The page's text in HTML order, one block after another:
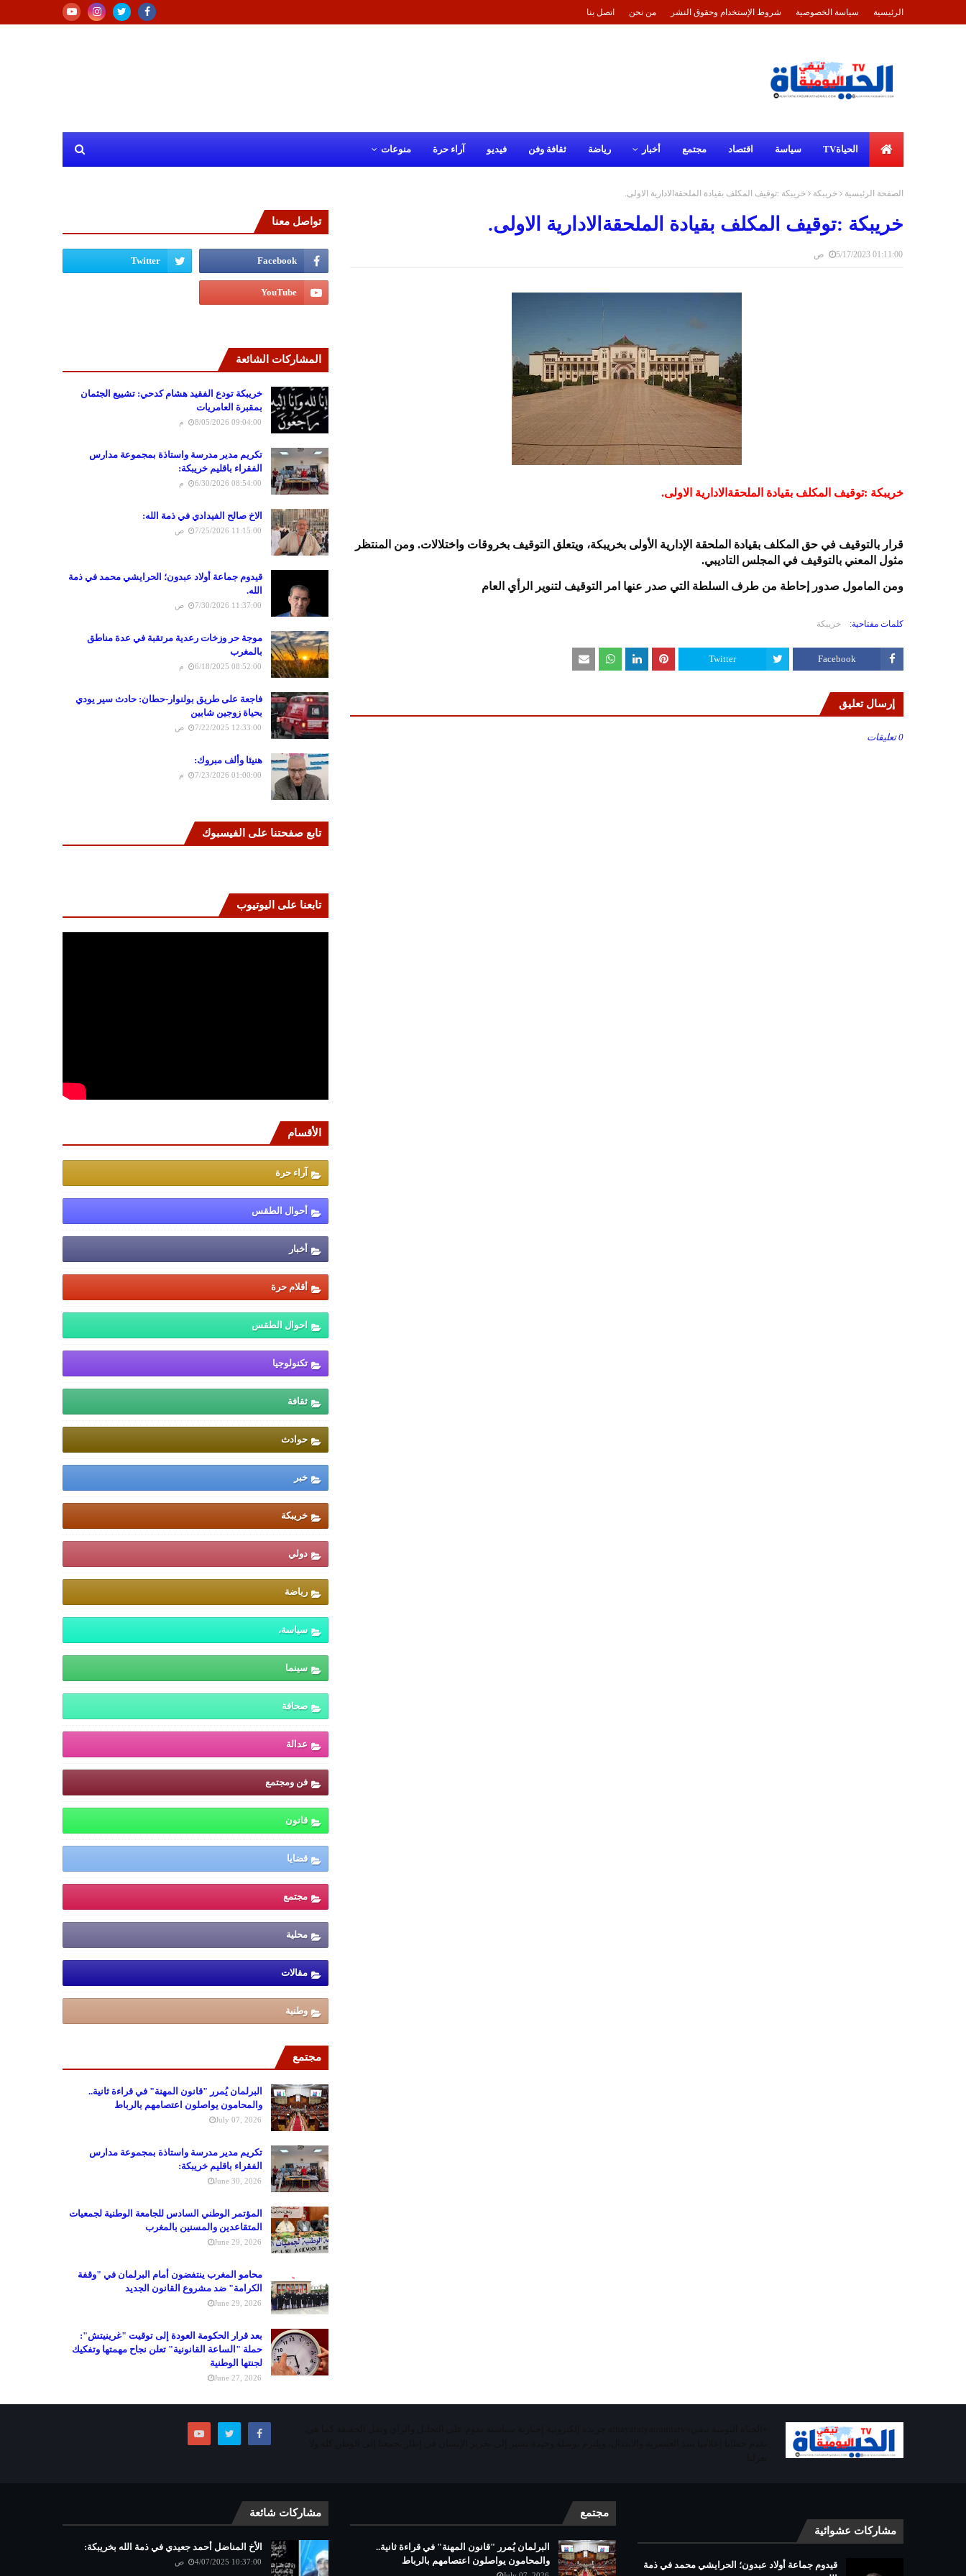
الرئيسية سياسة الخصوصية شروط الإستخدام وحقوق النشر من نحن اتصل بنا
الحياةTV سياسة اقتصاد مجتمع أخبار رياضة ثقافة وفن فيديو آراء حرة منوعات
الصفحة الرئيسية خريبكة خريبكة :توقيف المكلف بقيادة الملحقةالادارية الاولى.
خريبكة :توقيف المكلف بقيادة الملحقةالادارية الاولى.
5/17/2023 01:11:00 ص
خريبكة :توقيف المكلف بقيادة الملحقةالادارية الاولى.
قرار بالتوقيف في حق المكلف بقيادة الملحقة الإدارية الأولى بخريبكة، ويتعلق التوقيف بخروقات واختلالات. ومن المنتظر
مثول المعني بالتوقيف في المجلس التاديبي.
ومن المامول صدور إحاطة من طرف السلطة التي صدر عنها امر التوقيف لتنوير الرأي العام
كلمات مفتاحية: خريبكة
Facebook
Twitter
إرسال تعليق
0 تعليقات
تواصل معنا
المشاركات الشائعة
خريبكة تودع الفقيد هشام كدحي: تشييع الجثمان
بمقبرة العامريات
8/05/2026 09:04:00 م
تكريم مدير مدرسة واستاذة بمجموعة مدارس
الفقراء باقليم خريبكة:
6/30/2026 08:54:00 م
الاخ صالح الفيدادي في ذمة الله:
7/25/2026 11:15:00 ص
قيدوم جماعة أولاد عبدون؛ الحرايشي محمد في ذمة
الله.
7/30/2026 11:37:00 ص
موجة حر وزخات رعدية مرتقبة في عدة مناطق
بالمغرب
6/18/2025 08:52:00 م
فاجعة على طريق بولنوار-حطان: حادث سير يودي
بحياة زوجين شابين
7/22/2025 12:33:00 ص
هنيئا وألف مبروك:
7/23/2026 01:00:00 م
تابع صفحتنا على الفيسبوك
تابعنا على اليوتيوب
الأقسام
آراء حرة
أحوال الطقس
أخبار
أقلام حرة
احوال الطقس
تكنولوجيا
ثقافة
حوادث
خبر
خريبكة
دولي
رياضة
سياسة،
سينما
صحافة
عدالة
فن ومجتمع
قانون
قضايا
مجتمع
محلية
مقالات
وطنية
مجتمع
البرلمان يُمرر "قانون المهنة" في قراءة ثانية..
والمحامون يواصلون اعتصامهم بالرباط
July 07, 2026
تكريم مدير مدرسة واستاذة بمجموعة مدارس
الفقراء باقليم خريبكة:
June 30, 2026
المؤتمر الوطني السادس للجامعة الوطنية لجمعيات
المتقاعدين والمسنين بالمغرب
June 29, 2026
محامو المغرب ينتفضون أمام البرلمان في "وقفة
الكرامة" ضد مشروع القانون الجديد
June 29, 2026
بعد قرار الحكومة العودة إلى توقيت "غرينيتش":
حملة "الساعة القانونية" تعلن نجاح مهمتها وتفكيك
لجنتها الوطنية
June 27, 2026
مشاركات عشوائية
قيدوم جماعة أولاد عبدون؛ الحرايشي محمد في ذمة
مجتمع
البرلمان يُمرر "قانون المهنة" في قراءة ثانية..
والمحامون يواصلون اعتصامهم بالرباط
مشاركات شائعة
الأخ المناضل أحمد جعيدي في ذمة الله بخريبكة:
4/07/2025 10:37:00 ص